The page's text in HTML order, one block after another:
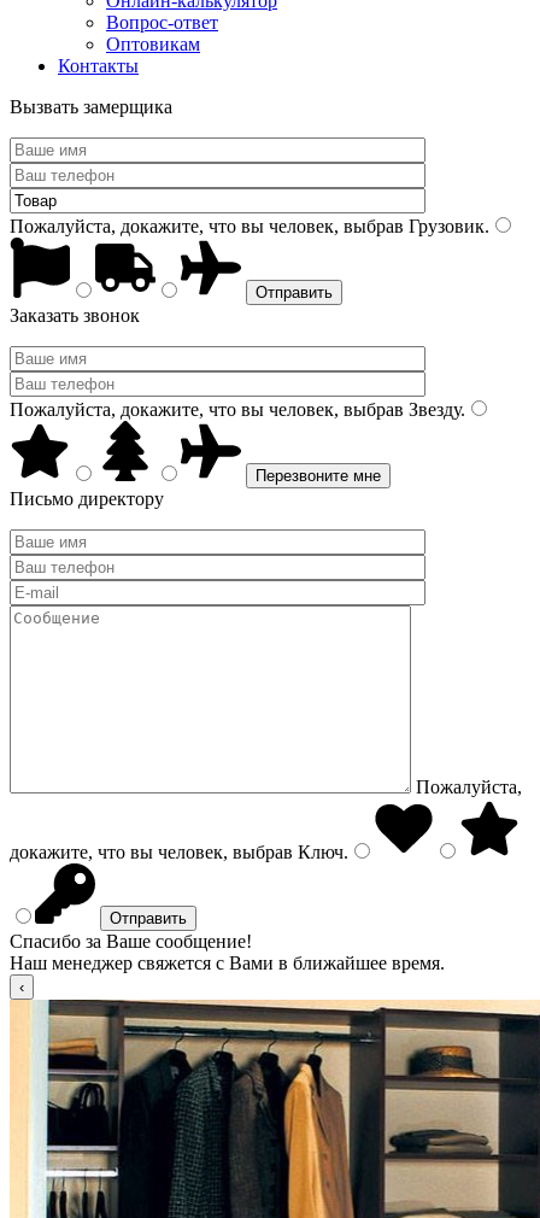
Вопрос-ответ
Оптовикам
Контакты
Вызвать замерщика
Пожалуйста, докажите, что вы человек, выбрав Грузовик.
Заказать звонок
Пожалуйста, докажите, что вы человек, выбрав Звезду.
Письмо директору
Пожалуйста,
докажите, что вы человек, выбрав Ключ.
Спасибо за Ваше сообщение!
Наш менеджер свяжется с Вами в ближайшее время.